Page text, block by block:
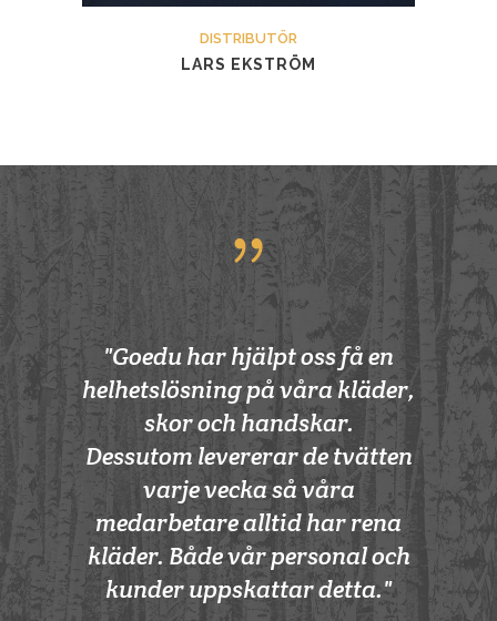
DISTRIBUTÖR
LARS EKSTRÖM
"Goedu har hjälpt oss få en
helhetslösning på våra kläder,
skor och handskar.
Dessutom levererar de tvätten
varje vecka så våra
medarbetare alltid har rena
kläder. Både vår personal och
kunder uppskattar detta."